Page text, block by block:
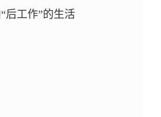
后工作”的生活